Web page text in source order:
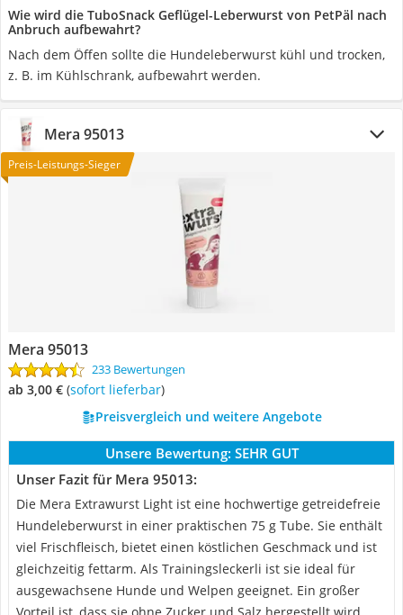
Wie wird die TuboSnack Geflügel-Leberwurst von PetPäl nach
Anbruch aufbewahrt?
Nach dem Öffen sollte die Hundeleberwurst kühl und trocken,
z. B. im Kühlschrank, aufbewahrt werden.
Mera 95013
Preis-Leistungs-Sieger
Mera 95013
233 Bewertungen
ab 3,00 € ( Sofort lieferbar)
Preisvergleich und weitere Angebote
Unsere Bewertung: SEHR GUT
Unser Fazit für Mera 95013:
Die Mera Extrawurst Light ist eine hochwertige getreidefreie
Hundeleberwurst in einer praktischen 75 g Tube. Sie enthält
viel Frischfleisch, bietet einen köstlichen Geschmack und ist
gleichzeitig fettarm. Als Trainingsleckerli ist sie ideal für
ausgewachsene Hunde und Welpen geeignet. Ein großer